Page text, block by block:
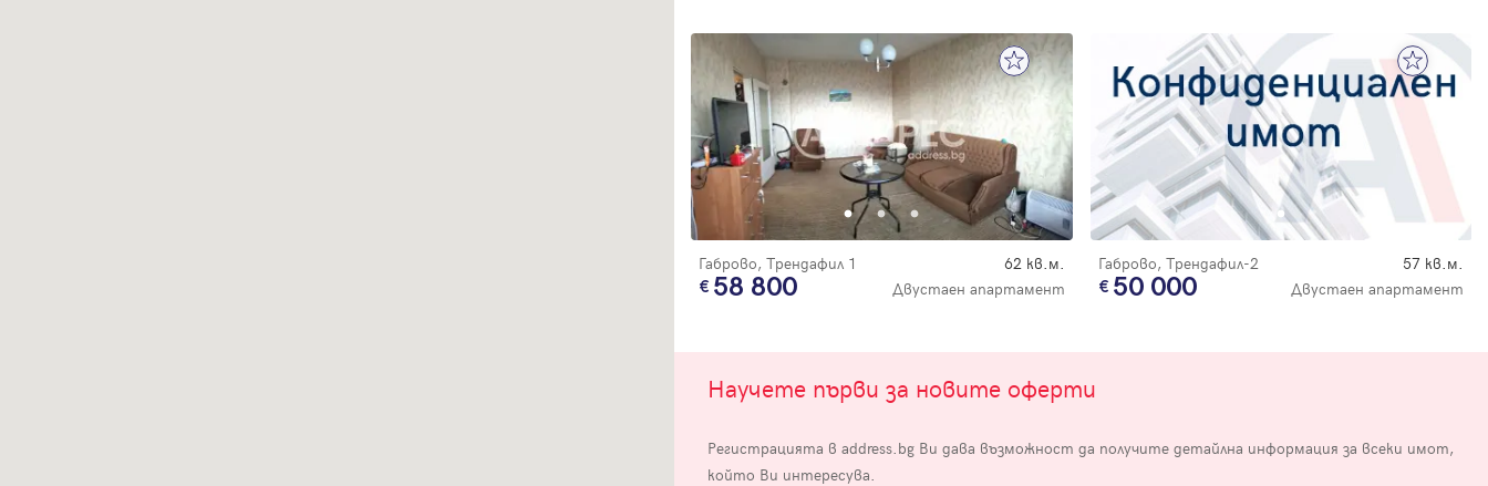
Габрово, Трендафил 1 62 кв.м.
58 800 Двустаен апартамент
Габрово, Трендафил-2 57 кв.м.
50 000 Двустаен апартамент
Научете първи за новите оферти
Регистрацията в address.bg Ви дава възможност да получите детайлна информация за всеки имот,
който Ви интересува.